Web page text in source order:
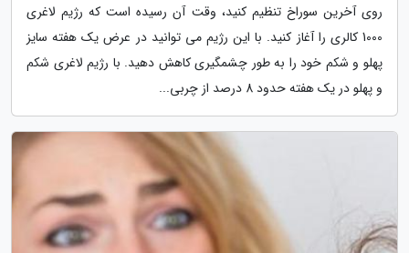
روی آخرین سوراخ تنظیم کنید، وقت آن رسیده است که رژیم لاغری
1000 کالری را آغاز کنید. با این رژیم می توانید در عرض یک هفته سایز
پهلو و شکم خود را به طور چشمگیری کاهش دهید. با رژیم لاغری شکم
و پهلو در یک هفته حدود 8 درصد از چربی...